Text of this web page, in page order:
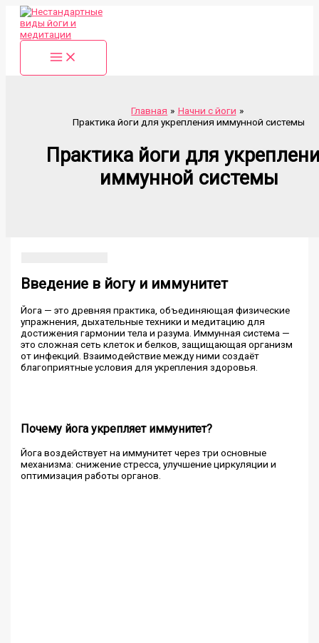
Перейти
содержимому
Главная
Начни с йоги
Практика йоги для укрепления иммунной системы
Практика йоги для
иммунной системы
Введение в йогу и иммунитет
Йога — это древняя практика, объединяющая физические
упражнения, дыхательные техники и медитацию для
достижения гармонии тела и разума. Иммунная система —
это сложная сеть клеток и белков, защищающая организм
от инфекций. Взаимодействие между ними создаёт
благоприятные условия для укрепления здоровья.
Почему йога укрепляет иммунитет?
Йога воздействует на иммунитет через три основные
механизма: снижение стресса, улучшение циркуляции и
оптимизация работы органов.